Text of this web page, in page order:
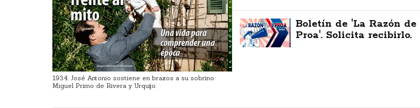
1934. José Antonio sostiene en brazos a su sobrino
Miguel Primo de Rivera y Urquijo.
Boletín de 'La Razón de
Proa'. Solicita recibirlo.